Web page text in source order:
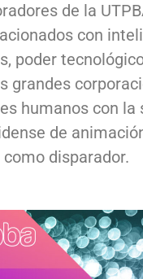
de la
con
poder
grandes
humanos con la
de
disparador.